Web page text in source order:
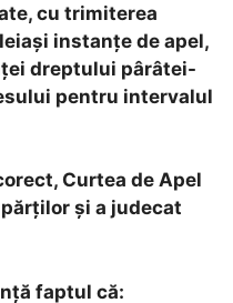
cu trimiterea
instanţe de apel,
dreptului pârâtei-
pentru intervalul
Curtea de Apel
şi a judecat
faptul că: